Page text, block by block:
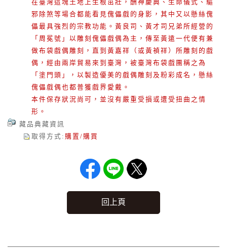
在臺灣這塊土地上生根茁壯，酬神慶典、生命儀式、驅
邪除煞等場合都能看見傀儡戲的身影，其中又以懸絲傀
儡最具強烈的宗教功能。黃良司、黃才司兄弟所經營的
「周冕號」以雕刻傀儡戲偶為主，傳至黃遠一代便有兼
做布袋戲偶雕刻，直到黃嘉祥（或黃禎祥）所雕刻的戲
偶，經由兩岸貿易來到臺灣，被臺灣布袋戲團稱之為
「塗門頭」，以製造優美的戲偶雕刻及粉彩成名，懸絲
傀儡戲偶也都普獲戲界愛戴。
本件保存狀況尚可，並沒有嚴重受損或遭受扭曲之情
形。
藏品典藏資訊
取得方式 : 購置/購買
回上頁